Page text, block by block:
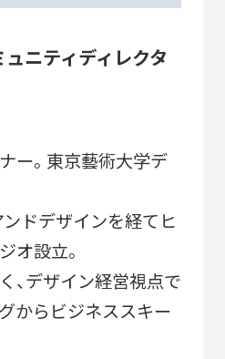
ニティディレクタ
ー。東京藝術大学デ
ドデザインを経てヒ
オ設立。
、デザイン経営視点で
からビジネススキー